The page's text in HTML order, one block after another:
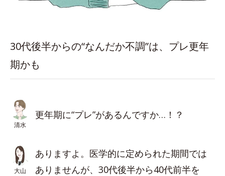
30代後半からの“なんだか不調”は、プレ更年
期かも
清水
更年期に“プレ”があるんですか…！？
大山
ありますよ。医学的に定められた期間では
ありませんが、30代後半から40代前半を